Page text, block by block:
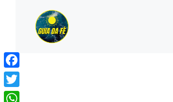
Facebook
Twitter